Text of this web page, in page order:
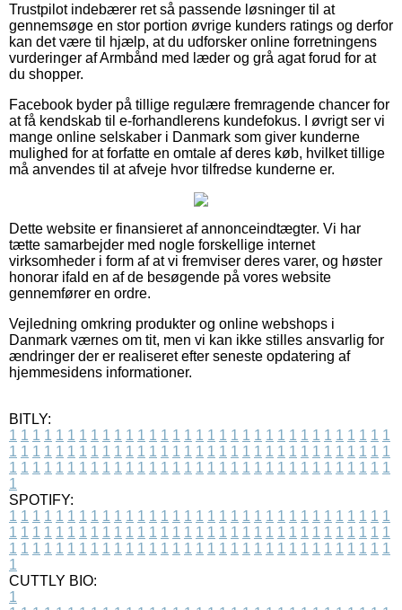
Trustpilot indebærer ret så passende løsninger til at
gennemsøge en stor portion øvrige kunders ratings og derfor
kan det være til hjælp, at du udforsker online forretningens
vurderinger af Armbånd med læder og grå agat forud for at
du shopper.
Facebook byder på tillige regulære fremragende chancer for
at få kendskab til e-forhandlerens kundefokus. I øvrigt ser vi
mange online selskaber i Danmark som giver kunderne
mulighed for at forfatte en omtale af deres køb, hvilket tillige
må anvendes til at afveje hvor tilfredse kunderne er.
Dette website er finansieret af annonceindtægter. Vi har
tætte samarbejder med nogle forskellige internet
virksomheder i form af at vi fremviser deres varer, og høster
honorar ifald en af de besøgende på vores website
gennemfører en ordre.
Vejledning omkring produkter og online webshops i
Danmark værnes om tit, men vi kan ikke stilles ansvarlig for
ændringer der er realiseret efter seneste opdatering af
hjemmesidens informationer.
BITLY:
1 1 1 1 1 1 1 1 1 1 1 1 1 1 1 1 1 1 1 1 1 1 1 1 1 1 1 1 1 1 1 1 1
1 1 1 1 1 1 1 1 1 1 1 1 1 1 1 1 1 1 1 1 1 1 1 1 1 1 1 1 1 1 1 1 1
1 1 1 1 1 1 1 1 1 1 1 1 1 1 1 1 1 1 1 1 1 1 1 1 1 1 1 1 1 1 1 1 1
1
SPOTIFY:
1 1 1 1 1 1 1 1 1 1 1 1 1 1 1 1 1 1 1 1 1 1 1 1 1 1 1 1 1 1 1 1 1
1 1 1 1 1 1 1 1 1 1 1 1 1 1 1 1 1 1 1 1 1 1 1 1 1 1 1 1 1 1 1 1 1
1 1 1 1 1 1 1 1 1 1 1 1 1 1 1 1 1 1 1 1 1 1 1 1 1 1 1 1 1 1 1 1 1
1
CUTTLY BIO:
1